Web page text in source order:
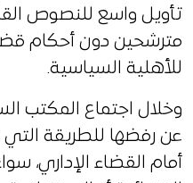
تأويل واسع للنصوص
مترشحين دون أحكام
للأهلية السياسية.
وخلال اجتماع المكتب
عن رفضها للطريقة
أمام القضاء الإداري،